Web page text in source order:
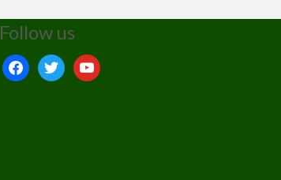
Follow us
facebooktwitteryoutube